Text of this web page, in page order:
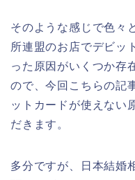
そのような感じで色々
所連盟のお店でデビッ
った原因がいくつか存
ので、今回こちらの記
ットカードが使えない
だきます。
多分ですが、日本結婚